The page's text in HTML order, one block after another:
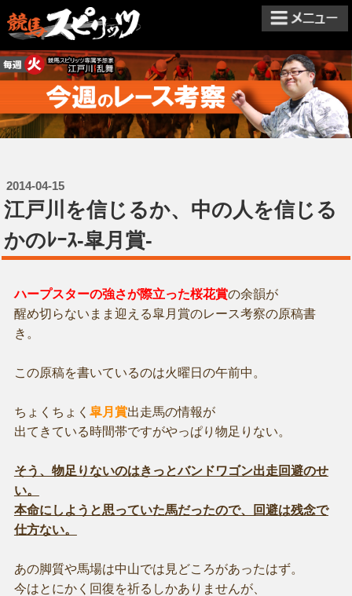
2014-04-15
江戸川を信じるか、中の人を信じる
かのﾚｰｽ-皐月賞-
ハープスターの強さが際立った桜花賞の余韻が
醒め切らないまま迎える皐月賞のレース考察の原稿書
き。
この原稿を書いているのは火曜日の午前中。
ちょくちょく 皐月賞出走馬の情報が
出てきている時間帯ですがやっぱり物足りない。
そう、物足りないのはきっとバンドワゴン出走回避のせ
い。
本命にしようと思っていた馬だったので、回避は残念で
仕方ない。
あの脚質や馬場は中山では見どころがあったはず。
今はとにかく回復を祈るしかありませんが、